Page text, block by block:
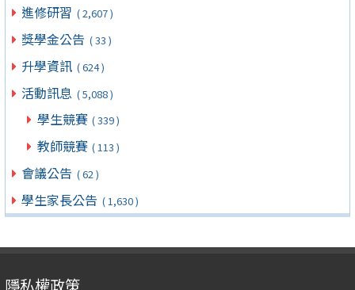
進修研習 ( 2,607 )
獎學金公告 ( 33 )
升學資訊 ( 624 )
活動訊息 ( 5,088 )
學生競賽 ( 339 )
教師競賽 ( 113 )
會議公告 ( 62 )
學生家長公告 ( 1,630 )